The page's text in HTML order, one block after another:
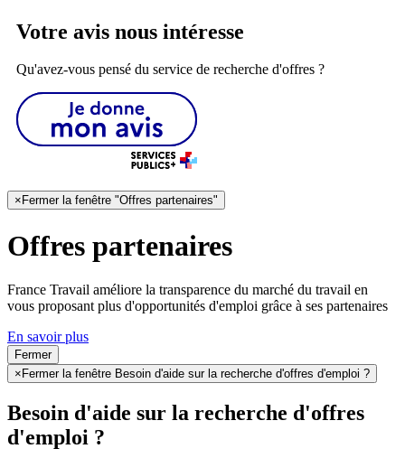
Votre avis nous intéresse
Qu'avez-vous pensé du service de recherche d'offres ?
× Fermer la fenêtre "Offres partenaires"
Offres partenaires
France Travail améliore la transparence du marché du travail en
vous proposant plus d'opportunités d'emploi grâce à ses partenaires
En savoir plus
Fermer
× Fermer la fenêtre Besoin d'aide sur la recherche d'offres d'emploi ?
Besoin d'aide sur la recherche d'offres
d'emploi ?